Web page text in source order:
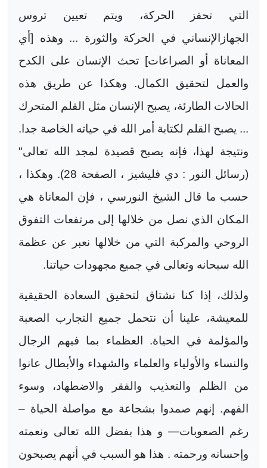
التي تحفز الحركة، ويتم تعيين تروس
الجهازالإنساني في الحركة والثورة ... وهذه [أي
المعاناة أو الصراعات] تحث الإنسان على الكدح
والعمل لتحقيق الكمال. وهكذا عن طريق هذه
الحالات الطارئة، يصبح الإنسان مثل القلم المتحرك
... يصبح القلم لكتابة أمر الله في حياته الخاصة جدا.
ونتيجة لهذا، فإنه يصبح قصيدة لمجد الله تعالى"
(رسائل النور : دي فليشيز ، الصفحة 28). وهكذا ،
حسب ما قال الشيخ النورسي ، فإن المعاناة هي
المكان الذي نصل من خلالها إلى مرتفعات التفوق
الروحي والمركبة التي من خلالها نعبر عن عظمة
الله سبحانه وتعالى في جميع مجهودات حياتنا.
ولذلك، إذا كنا نشتاق لتحقيق السعادة الحقيقية
للمعيشة، علينا أن نتحمل جميع التجارب الصعبة
والمؤلمة في الحياة. العظماء بما فيهم الرجال
والنساء والأولياء والعلماء والشهداء والأبطال عانوا
من الظلم والتعذيب والفقر والاضطهاد، وسوء
الفهم. إنهم صمدوا بشجاعة مع مواصلة الحياة –
رغم الصعوبات— و هذا بفضل الله تعالى ونعمته
وإحسانه ورحمته . هذا هو السبب في أنهم يصبحون